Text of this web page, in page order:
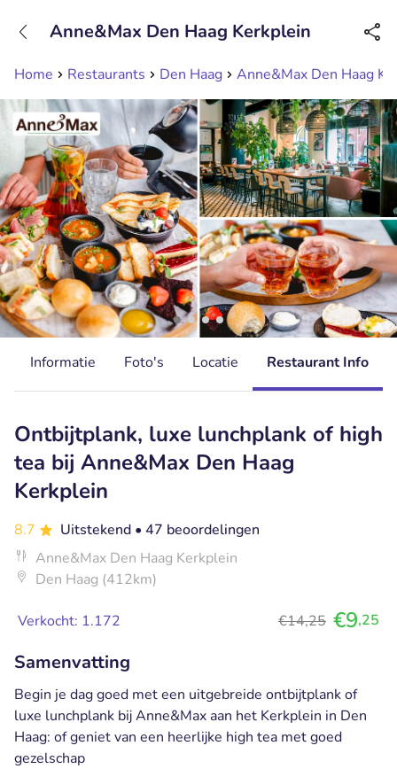
Bereikbaar tot 23:00 uur
Home Restaurants Den Haag Anne&Max Den Haag
Anne&Max Den Haag Kerkplein
Informatie Foto's Locatie Restaurant Info
Ontbijtplank, luxe lunchplank of high
tea bij Anne&Max Den Haag
Kerkplein
8.7 Uitstekend • 47 beoordelingen
Anne&Max Den Haag Kerkplein
Den Haag (412km)
Verkocht: 1.172 €14,25 €9,25
Samenvatting
Begin je dag goed met een uitgebreide ontbijtplank of
luxe lunchplank bij Anne&Max aan het Kerkplein in Den
Haag: of geniet van een heerlijke high tea met goed
gezelschap